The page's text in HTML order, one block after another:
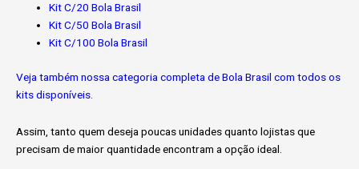
Kit C/20 Bola Brasil
Kit C/50 Bola Brasil
Kit C/100 Bola Brasil
Veja também nossa categoria completa de Bola Brasil com todos os
kits disponíveis.
Assim, tanto quem deseja poucas unidades quanto lojistas que
precisam de maior quantidade encontram a opção ideal.